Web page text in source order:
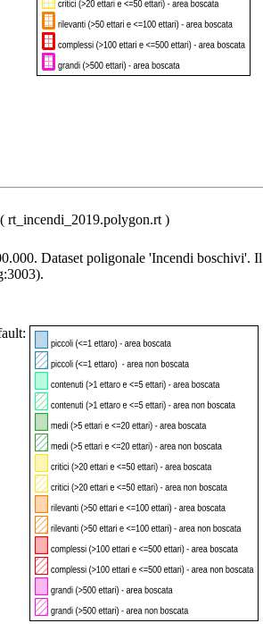
( rt_incendi_2019.polygon.rt )
Dataset poligonale 'Incendi boschivi'.